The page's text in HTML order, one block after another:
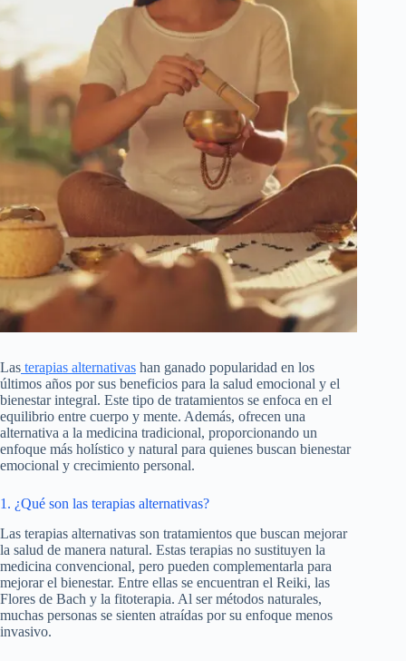
Las terapias alternativas han ganado popularidad en los
últimos años por sus beneficios para la salud emocional y el
bienestar integral. Este tipo de tratamientos se enfoca en el
equilibrio entre cuerpo y mente. Además, ofrecen una
alternativa a la medicina tradicional, proporcionando un
enfoque más holístico y natural para quienes buscan bienestar
emocional y crecimiento personal.
1. ¿Qué son las terapias alternativas?
Las terapias alternativas son tratamientos que buscan mejorar
la salud de manera natural. Estas terapias no sustituyen la
medicina convencional, pero pueden complementarla para
mejorar el bienestar. Entre ellas se encuentran el Reiki, las
Flores de Bach y la fitoterapia. Al ser métodos naturales,
muchas personas se sienten atraídas por su enfoque menos
invasivo.